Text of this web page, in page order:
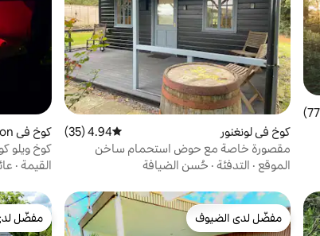
5، 77 مراجعات
كوخ في لونغنور متوسط التقييم 4.94 من 5، 35 مراجعات
4.94 (35)
مقصورة خاصة مع حوض استحمام ساخن
وشواء وإطلالات خلابة
الموقع · التدفئة · حُسن الضيافة
كوخ في Haunton
كوخ ويلو
القيمة ·
مفضّل لدى الضيوف
مفضّل لدى الضيوف
مفضّل
مفضّل